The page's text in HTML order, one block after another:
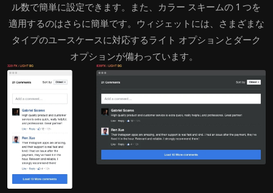
ル数で簡単に設定できます。また、カラー スキームの 1 つを
適用するのはさらに簡単です。ウィジェットには、さまざまな
タイプのユースケースに対応するライト オプションとダーク
オプションが備わっています。